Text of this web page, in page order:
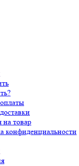
на товар
конфиденциальности